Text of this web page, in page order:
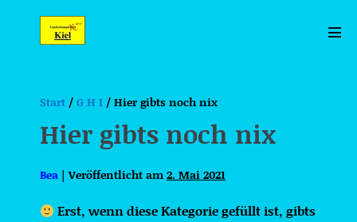
Start /G H I /Hier gibts noch nix
Hier gibts noch nix
Bea |Veröffentlicht am2. Mai 2021
Erst, wenn diese Kategorie gefüllt ist, gibts